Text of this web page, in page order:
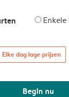
Elke dag lage prijzen
Begin nu